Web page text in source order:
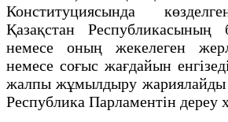
Конституциясында
Қазақстан Республикасының
немесе оның жекелеген
немесе соғыс жағдайын
жалпы жұмылдыру жариялайды
Республика Парламентін дереу